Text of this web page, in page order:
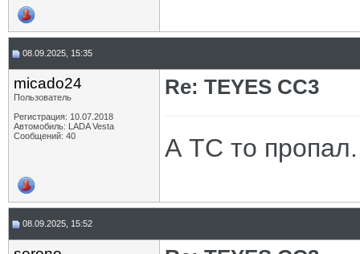
08.09.2025, 15:35
micado24
Пользователь
Регистрация: 10.07.2018
Автомобиль: LADA Vesta
Сообщений: 40
Re: TEYES CC3
А ТС то
08.09.2025, 15:52